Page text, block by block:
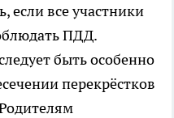
если все участники
ПДД.
быть особенно
перекрёстков